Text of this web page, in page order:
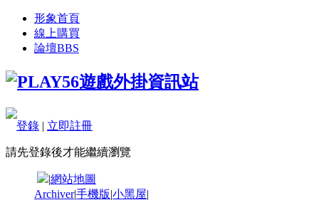
形象首頁
線上購買
論壇BBS
登錄 | 立即註冊
請先登錄後才能繼續瀏覽
|網站地圖
Archiver|手機版|小黑屋|